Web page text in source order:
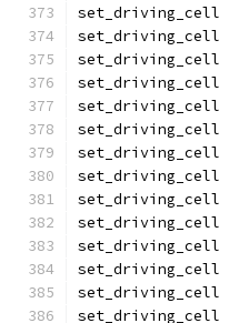
set_driving_cell
set_driving_cell
set_driving_cell
set_driving_cell
set_driving_cell
set_driving_cell
set_driving_cell
set_driving_cell
set_driving_cell
set_driving_cell
set_driving_cell
set_driving_cell
set_driving_cell
set_driving_cell